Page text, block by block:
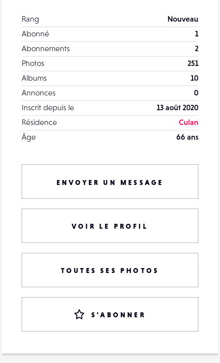
Rang
Nouveau
Abonné
1
Abonnements
2
Photos
251
Albums
10
Annonces
0
Inscrit depuis le
13 août 2020
Résidence
Culan
Âge
66 ans
ENVOYER UN MESSAGE
VOIR LE PROFIL
TOUTES SES PHOTOS
S'ABONNER